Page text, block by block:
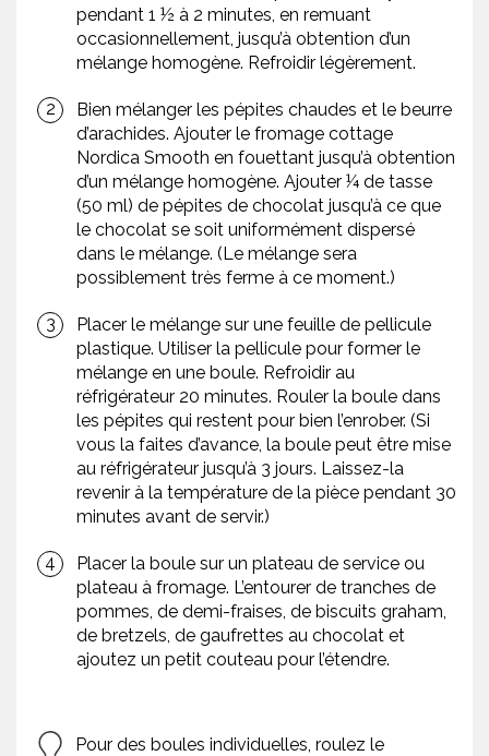
pendant 1 ½ à 2 minutes, en remuant
occasionnellement, jusqu’à obtention d’un
mélange homogène. Refroidir légèrement.
Bien mélanger les pépites chaudes et le beurre
d’arachides. Ajouter le fromage cottage
Nordica Smooth en fouettant jusqu’à obtention
d’un mélange homogène. Ajouter ¼ de tasse
(50 ml) de pépites de chocolat jusqu’à ce que
le chocolat se soit uniformément dispersé
dans le mélange. (Le mélange sera
possiblement très ferme à ce moment.)
Placer le mélange sur une feuille de pellicule
plastique. Utiliser la pellicule pour former le
mélange en une boule. Refroidir au
réfrigérateur 20 minutes. Rouler la boule dans
les pépites qui restent pour bien l’enrober. (Si
vous la faites d’avance, la boule peut être mise
au réfrigérateur jusqu’à 3 jours. Laissez-la
revenir à la température de la pièce pendant 30
minutes avant de servir.)
Placer la boule sur un plateau de service ou
plateau à fromage. L’entourer de tranches de
pommes, de demi-fraises, de biscuits graham,
de bretzels, de gaufrettes au chocolat et
ajoutez un petit couteau pour l’étendre.
Pour des boules individuelles, roulez le